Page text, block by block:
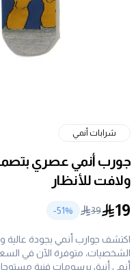
شرابات أنمي
جورب أنمي عصري
ولافت للأنظار
19
39
51%-
اكتشف جوارب أنمي بجودة
الشخصيات، متوفرة الآن في
أنمي أنيق برسومات فنية